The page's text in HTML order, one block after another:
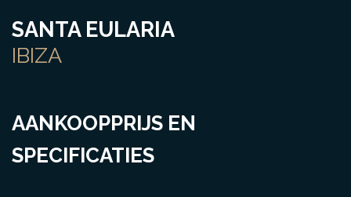
SANTA EULARIA
IBIZA
AANKOOPPRIJS EN
SPECIFICATIES